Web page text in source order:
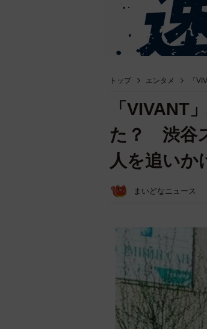
トップ エンタメ 「
「VIVANT
た？ 渋谷
人を追いか
まいどなニュース